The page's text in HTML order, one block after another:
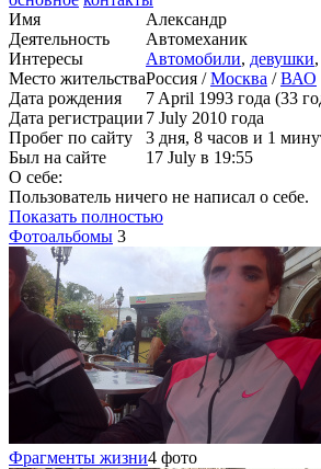
Имя
Александр
Деятельность
Автомеханик
Интересы
Автомобили, девушки,
Место жительстваРоссия /Москва /ВАО
Дата рождения
7 April 1993 года (33
Дата регистрации 7 July 2010 года
Пробег по сайту
3 дня, 8 часов и 1
Был на сайте
17 July в 19:55
О себе:
Пользователь ничего не написал о себе.
Показать полностью
Фотоальбомы 3
Фрагменты жизни4 фото